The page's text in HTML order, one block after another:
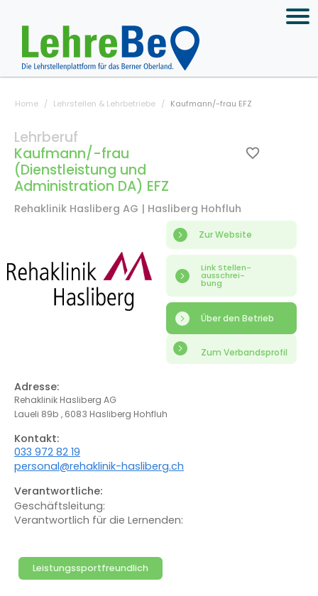
Home Lehrstellen & Lehrbetriebe Kaufmann/-frau EFZ
Lehrberuf
Kaufmann/-frau
(Dienstleistung und
Administration DA) EFZ
Rehaklinik Hasliberg AG | Hasliberg Hohfluh
Zur Website
Link Stellen-
ausschrei-
bung
Über den Betrieb
Zum Verbandsprofil
Adresse:
Rehaklinik Hasliberg AG
Laueli 89b , 6083 Hasliberg Hohfluh
Kontakt:
033 972 82 19
personal@rehaklinik-hasliberg.ch
Verantwortliche:
Geschäftsleitung:
Verantwortlich für die Lernenden:
Leistungssportfreundlich